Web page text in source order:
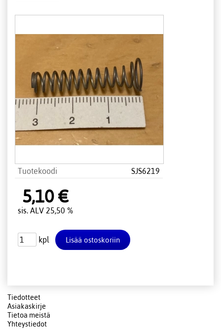
Tuotekoodi SJS6219
5,10 €
sis. ALV 25,50 %
kpl
Tiedotteet
Asiakaskirje
Tietoa meistä
Yhteystiedot